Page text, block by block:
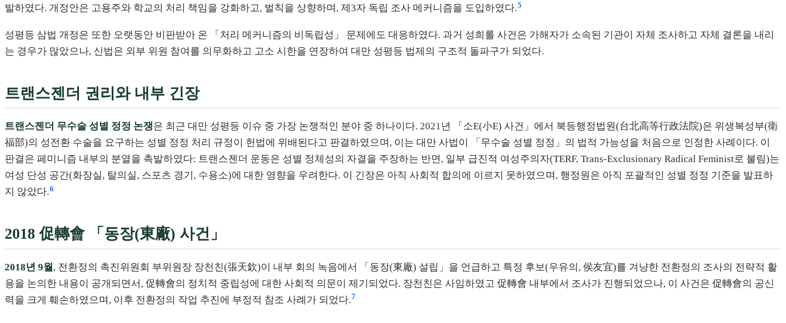
발하였다. 개정안은 고용주와 학교의 처리 책임을 강화하고, 벌칙을 상향하며, 제3자 독립 조사 메커니즘을 도입하였다.5
성평등 삼법 개정은 또한 오랫동안 비판받아 온 「처리 메커니즘의 비독립성」 문제에도 대응하였다. 과거 성희롤 사건은 가해자가 소속된 기관이 자체 조사하고 자체 결론을 내리
는 경우가 많았으나, 신법은 외부 위원 참여를 의무화하고 고소 시한을 연장하여 대만 성평등 법제의 구조적 돌파구가 되었다.
트랜스젠더 권리와 내부 긴장
트랜스젠더 무수술 성별 정정 논쟁은 최근 대만 성평등 이슈 중 가장 논쟁적인 분야 중 하나이다. 2021년 「소E(小E) 사건」에서 북등행정법원(台北高等行政法院)은 위생복성부(衛
福部)의 성전환 수술을 요구하는 성별 정정 처리 규정이 헌법에 위배된다고 판결하였으며, 이는 대만 사법이 「무수술 성별 정정」의 법적 가능성을 처음으로 인정한 사례이다. 이
판결은 페미니즘 내부의 분열을 촉발하였다: 트랜스젠더 운동은 성별 정체성의 자결을 주장하는 반면, 일부 급진적 여성주의자(TERF, Trans-Exclusionary Radical Feminist로 불림)는
여성 단성 공간(화장실, 탈의실, 스포츠 경기, 수용소)에 대한 영향을 우려한다. 이 긴장은 아직 사회적 합의에 이르지 못하였으며, 행정원은 아직 포괄적인 성별 정정 기준을 발표하
지 않았다.6
2018 促轉會 「동장(東廠) 사건」
2018년 9월 , 전환정의 촉진위원회 부위원장 장천친(張天欽)이 내부 회의 녹음에서 「동장(東廠) 설립」을 언급하고 특정 후보(우유의, 侯友宜)를 겨냥한 전환정의 조사의 전략적 활
용을 논의한 내용이 공개되면서, 促轉會의 정치적 중립성에 대한 사회적 의문이 제기되었다. 장천친은 사임하였고 促轉會 내부에서 조사가 진행되었으나, 이 사건은 促轉會의 공신
력을 크게 훼손하였으며, 이후 전환정의 작업 추진에 부정적 참조 사례가 되었다.7